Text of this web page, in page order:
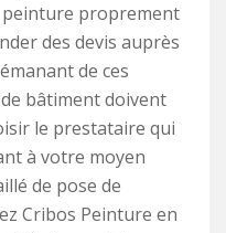
peinture proprement
des devis auprès
de ces
bâtiment doivent
le prestataire qui
à votre moyen
de pose de
Cribos Peinture en